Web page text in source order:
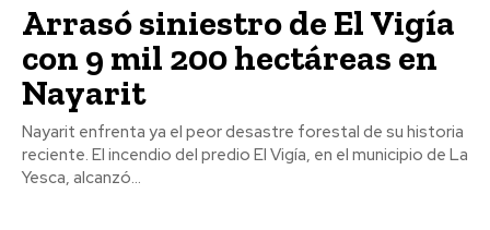
Arrasó siniestro de El Vigía
con 9 mil 200 hectáreas en
Nayarit
Nayarit enfrenta ya el peor desastre forestal de su historia
reciente. El incendio del predio El Vigía, en el municipio de La
Yesca, alcanzó...